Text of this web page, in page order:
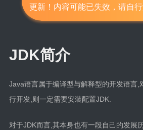
更新！内容可能已失效，请自行
JDK简介
Java语言属于编译型与解释型的开发语言,
行开发,则一定需要安装配置JDK.
对于JDK而言,其本身也有一段自己的发展
审片室
笔记本
Linux
Docker
数据库